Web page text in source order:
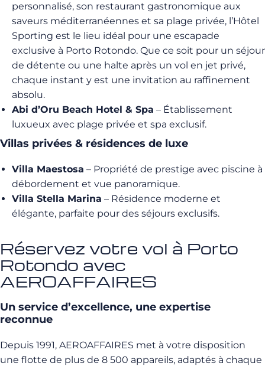
personnalisé, son restaurant gastronomique aux
saveurs méditerranéennes et sa plage privée, l’Hôtel
Sporting est le lieu idéal pour une escapade
exclusive à Porto Rotondo. Que ce soit pour un séjour
de détente ou une halte après un vol en jet privé,
chaque instant y est une invitation au raffinement
absolu.
Abi d’Oru Beach Hotel & Spa – Établissement
luxueux avec plage privée et spa exclusif.
Villas privées & résidences de luxe
Villa Maestosa – Propriété de prestige avec piscine à
débordement et vue panoramique.
Villa Stella Marina – Résidence moderne et
élégante, parfaite pour des séjours exclusifs.
Réservez votre vol à Porto
Rotondo avec
AEROAFFAIRES
Un service d’excellence, une expertise
reconnue
Depuis 1991, AEROAFFAIRES met à votre disposition
une flotte de plus de 8 500 appareils, adaptés à chaque